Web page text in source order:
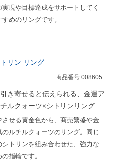
現や目標達成をサポートしてく
めのリングです。
リン リング
商品番号 008605
き寄せると伝えられる、金運ア
ルクォーツ×シトリンリング
せる黄金色から、商売繁盛や金
ルチルクォーツのリング。同じ
シトリンを組み合わせた、強力な
指輪です。